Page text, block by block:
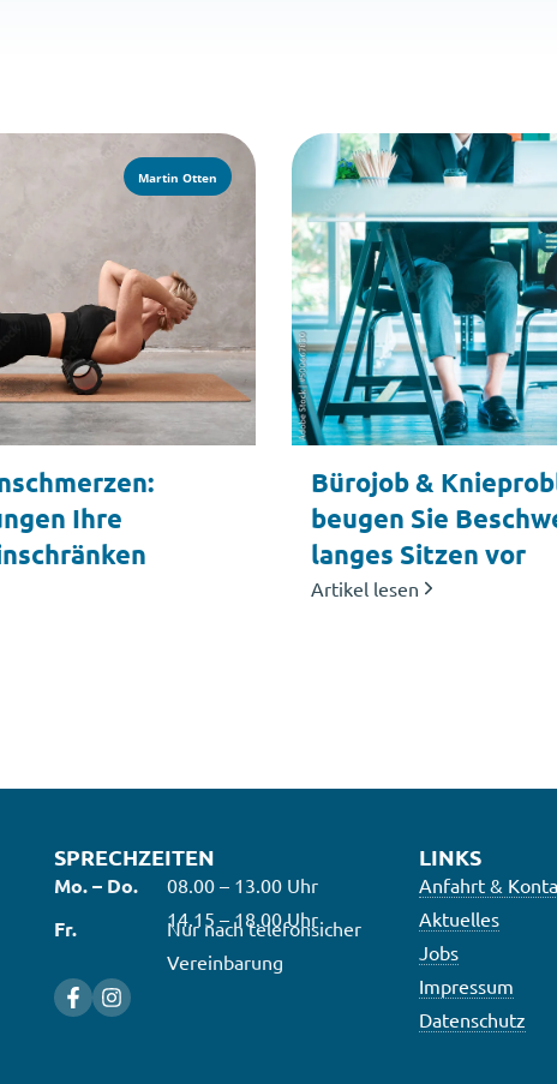
Martin Otten
Ihre
Bürojob &
beugen Sie
langes Sitzen vor
Artikel lesen
SPRECHZEITEN
Mo. – Do.
08.00 – 13.00 Uhr
14.15 – 18.00 Uhr
Fr.
Nur nach telefonsicher
Vereinbarung
LINKS
Anfahrt &
Aktuelles
Jobs
Impressum
Datenschutz